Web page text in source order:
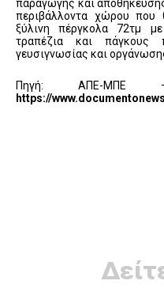
παραγωγής και
περιβάλλοντα χώρου που
ξύλινη πέργκολα 72τμ
τραπέζια και
γευσιγνωσίας και
Πηγή: ΑΠΕ-
https://